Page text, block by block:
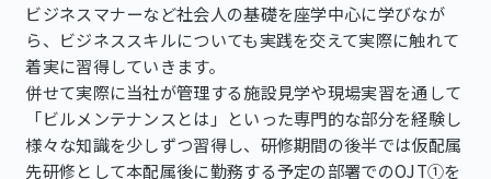
ビジネスマナーなど社会人の基礎を座学中心に学びなが
ら、ビジネススキルについても実践を交えて実際に触れて
着実に習得していきます。
併せて実際に当社が管理する施設見学や現場実習を通して
「ビルメンテナンスとは」といった専門的な部分を経験し
様々な知識を少しずつ習得し、研修期間の後半では仮配属
先研修として本配属後に勤務する予定の部署でのOJT①を